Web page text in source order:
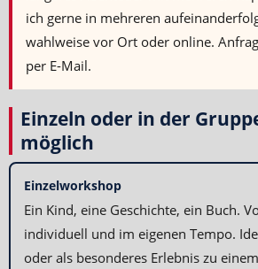
ich gerne in mehreren
wahlweise vor Ort oder online.
per E-Mail.
Einzeln oder in der
möglich
Einzelworkshop
Ein Kind, eine Geschichte, ein Buch.
individuell und im eigenen Tempo.
oder als besonderes Erlebnis zu